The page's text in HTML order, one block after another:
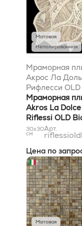
Матовая
Неполированная
Мраморная
Акрос Ла
Рифлесси OLD
Бьянконе
Мраморная
Akros La
Riflessi OLD
29x29
30x30
см
Арт.
Цена по
Матовая